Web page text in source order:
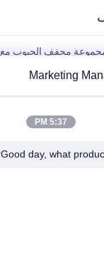
والهواء الساخن
Marketing
5:37 PM
Good day, what